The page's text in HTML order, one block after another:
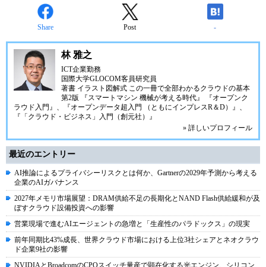
Share Post -
林 雅之
ICT企業勤務
国際大学GLOCOM客員研究員
著書 イラスト図解式 この一冊で全部わかるクラウドの基本
第2版
『スマートマシン 機械が考える時代』
『オープンク
ラウド入門』
『オープンデータ超入門 （ともにインプレスR＆D）』
『「クラウド・ビジネス」入門（創元社）』
» 詳しいプロフィール
最近のエントリー
AI推論によるプライバシーリスクとは何か、Gartnerの2029年予測から考える
企業のAIガバナンス
2027年メモリ市場展望：DRAM供給不足の長期化とNAND Flash供給緩和が及
ぼすクラウド設備投資への影響
営業現場で進むAIエージェントの急増と「生産性のパラドックス」の現実
前年同期比43%成長、世界クラウド市場における上位3社シェアとネオクラウ
ド企業9社の影響
NVIDIAとBroadcomのCPOスイッチ量産で顕在化する光エンジン、シリコン